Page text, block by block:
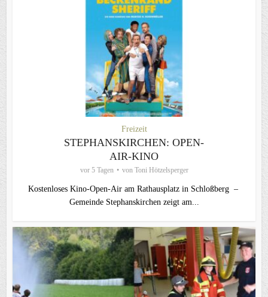
Freizeit
STEPHANSKIRCHEN: OPEN-
AIR-KINO
vor 5 Tagen von Toni Hötzelsperger
Kostenloses Kino-Open-Air am Rathausplatz in Schloßberg –
Gemeinde Stephanskirchen zeigt am...